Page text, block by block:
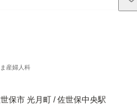
産婦人科
保市 光月町 / 佐世保中央駅